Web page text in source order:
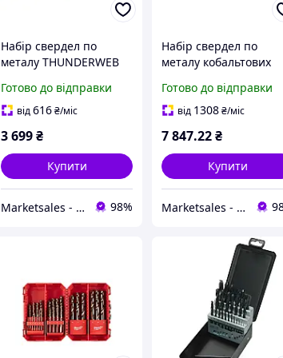
Набір свердел по
металу THUNDERWEB
(Ø 1-13 мм) 25шт. в
пластиковому кейсі
Готово до відправки
від616₴/міс
3 699₴
Купити
Marketsales - обладнання та інструменти 98%
Набір свердел по
металу кобальтових
(DIN338) Ø 1-13 мм
(25шт.) пластиковий
4932493868
Готово до відправки
від 1308₴/міс
7 847.22₴
Купити
Marketsales - обладнання та інструменти